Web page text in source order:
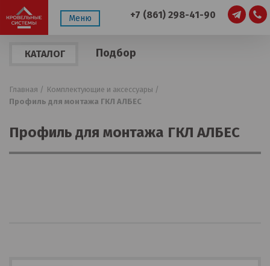
Меню +7 (861) 298-41-90
КАТАЛОГ
Подбор
Главная / Комплектующие и аксессуары /
Профиль для монтажа ГКЛ АЛБЕС
Профиль для монтажа ГКЛ АЛБЕС